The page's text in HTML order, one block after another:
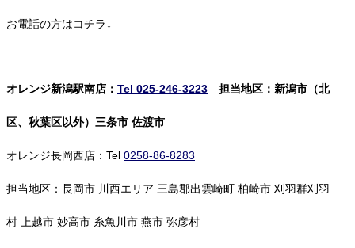
お電話の方はコチラ↓
オレンジ新潟駅南店： Tel 025-246-3223 担当地区：新潟市（北
区、秋葉区以外）三条市 佐渡市
オレンジ長岡西店：Tel 0258-86-8283
担当地区：長岡市 川西エリア 三島郡出雲崎町 柏崎市 刈羽群刈羽
村 上越市 妙高市 糸魚川市 燕市 弥彦村